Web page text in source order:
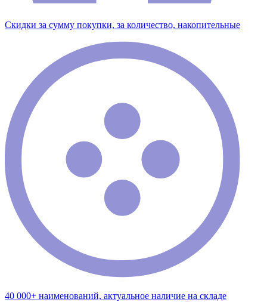
Скидки за сумму покупки, за количество, накопительные
40 000+ наименований, актуальное наличие на складе